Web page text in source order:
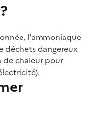
l'ammoniaque
déchets dangereux
de chaleur pour